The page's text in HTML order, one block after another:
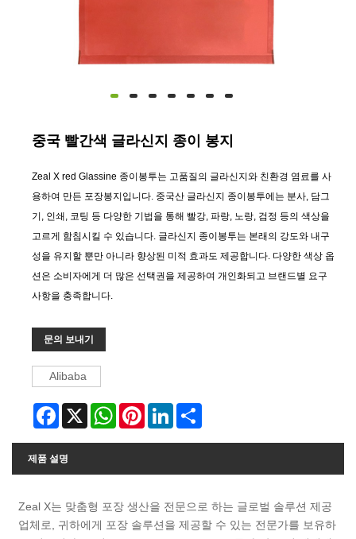
중국 빨간색 글라신지 종이 봉지
Zeal X red Glassine 종이봉투는 고품질의 글라신지와 친환경 염료를 사
용하여 만든 포장봉지입니다. 중국산 글라신지 종이봉투에는 분사, 담그
기, 인쇄, 코팅 등 다양한 기법을 통해 빨강, 파랑, 노랑, 검정 등의 색상을
고르게 함침시킬 수 있습니다. 글라신지 종이봉투는 본래의 강도와 내구
성을 유지할 뿐만 아니라 향상된 미적 효과도 제공합니다. 다양한 색상 옵
션은 소비자에게 더 많은 선택권을 제공하여 개인화되고 브랜드별 요구
사항을 충족합니다.
문의 보내기
Alibaba
Facebook
X WhatsAppPinterestLinkedIn
제품 설명
Zeal X는 맞춤형 포장 생산을 전문으로 하는 글로벌 솔루션 제공
업체로, 귀하에게 포장 솔루션을 제공할 수 있는 전문가를 보유하